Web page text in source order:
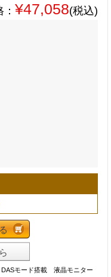
¥47,058(税込)
モード搭載 液晶モニター